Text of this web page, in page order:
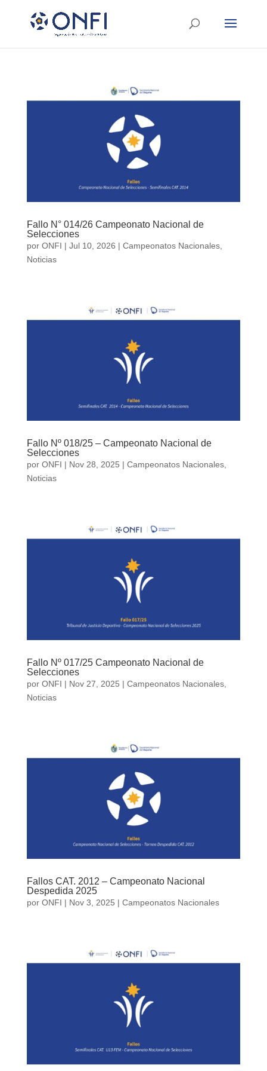
Fallo N° 014/26 Campeonato Nacional de
Selecciones
por ONFI | Jul 10, 2026 | Campeonatos Nacionales,
Noticias
Fallo Nº 018/25 – Campeonato Nacional de
Selecciones
por ONFI | Nov 28, 2025 | Campeonatos Nacionales,
Noticias
Fallo Nº 017/25 Campeonato Nacional de
Selecciones
por ONFI | Nov 27, 2025 | Campeonatos Nacionales,
Noticias
Fallos CAT. 2012 – Campeonato Nacional
Despedida 2025
por ONFI | Nov 3, 2025 | Campeonatos Nacionales